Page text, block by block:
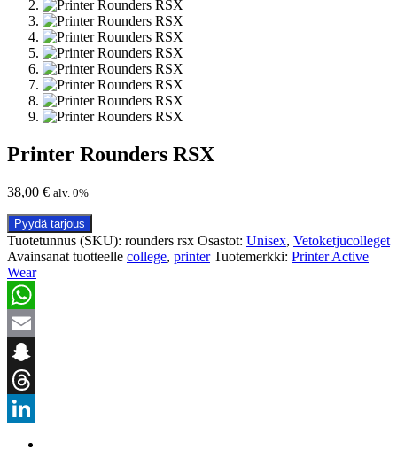
Printer Rounders RSX
38,00 € alv. 0%
Pyydä tarjous
Tuotetunnus (SKU): rounders rsx Osastot: Unisex, Vetoketjucolleget
Avainsanat tuotteelle college, printer Tuotemerkki: Printer Active
Wear
WhatsApp
Email
Snapchat
Threads